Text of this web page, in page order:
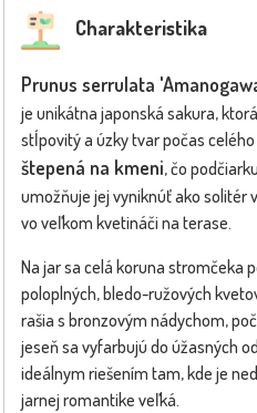
Charakteristika
Prunus serrulata
je unikátna japonská sakura,
stĺpovitý a úzky tvar počas
štepená na kmeni, čo
umožňuje jej vyniknúť ako solitér
vo veľkom kvetináči na terase.
Na jar sa celá koruna stromčeka
poloplných, bledo-ružových
rašia s bronzovým nádychom,
jeseň sa vyfarbujú do úžasných
ideálnym riešením tam, kde je
jarnej romantike veľká.